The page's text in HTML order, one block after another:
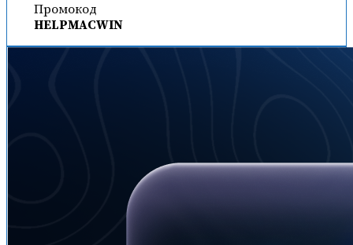
Промокод
HELPMACWIN